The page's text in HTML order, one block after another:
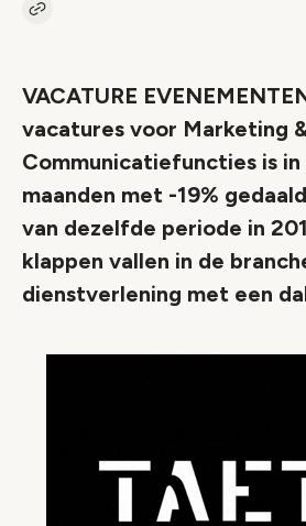
Kopieer link naar artikel
VACATURE
vacatures voor Marketing
Communicatiefuncties is
maanden met -19%
van dezelfde periode in
klappen vallen in de
dienstverlening met een